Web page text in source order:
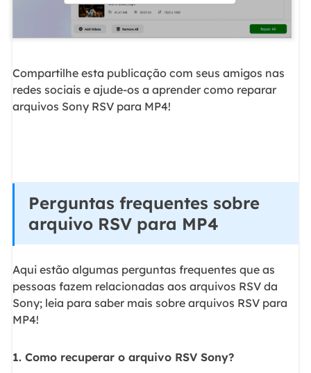
Compartilhe esta publicação com seus amigos nas
redes sociais e ajude-os a aprender como reparar
arquivos Sony RSV para MP4!
Perguntas frequentes sobre
arquivo RSV para MP4
Aqui estão algumas perguntas frequentes que as
pessoas fazem relacionadas aos arquivos RSV da
Sony; leia para saber mais sobre arquivos RSV para
MP4!
1. Como recuperar o arquivo RSV Sony?